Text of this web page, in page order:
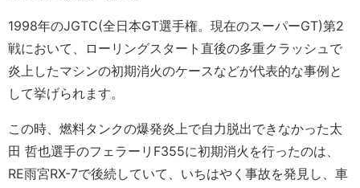
1998年のJGTC(全日本GT選手権。現在のスーパーGT)第2
戦において、ローリングスタート直後の多重クラッシュで
炎上したマシンの初期消火のケースなどが代表的な事例と
して挙げられます。
この時、燃料タンクの爆発炎上で自力脱出できなかった太
田 哲也選手のフェラーリF355に初期消火を行ったのは、
RE雨宮RX-7で後続していて、いちはやく事故を発見し、車